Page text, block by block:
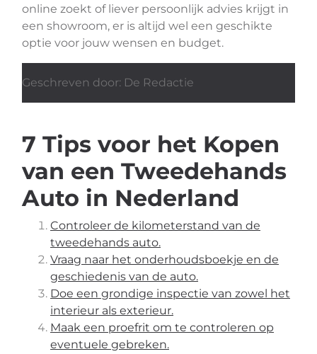
online zoekt of liever persoonlijk advies krijgt in
een showroom, er is altijd wel een geschikte
optie voor jouw wensen en budget.
Geschreven door: De Redactie
7 Tips voor het Kopen
van een Tweedehands
Auto in Nederland
Controleer de kilometerstand van de
tweedehands auto.
Vraag naar het onderhoudsboekje en de
geschiedenis van de auto.
Doe een grondige inspectie van zowel het
interieur als exterieur.
Maak een proefrit om te controleren op
eventuele gebreken.